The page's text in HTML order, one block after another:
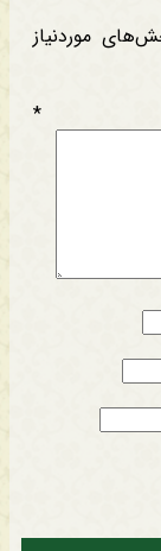
موردنیاز
*